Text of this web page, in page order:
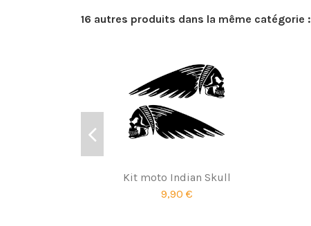
16 autres produits dans la même catégorie :
Kit moto Indian Skull
9,90 €